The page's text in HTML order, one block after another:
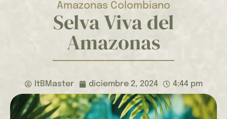
Amazonas Colombiano
Selva Viva del
Amazonas
ItBMaster diciembre 2, 2024 4:44 pm